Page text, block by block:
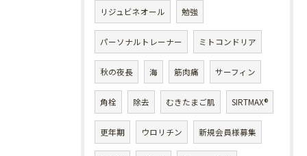
リジュビネオール 勉強
パーソナルトレーナー ミトコンドリア
秋の夜長 海 筋肉痛 サーフィン
角栓 除去 むきたまご肌 SIRTMAX®
更年期 ウロリチン 新規会員様募集